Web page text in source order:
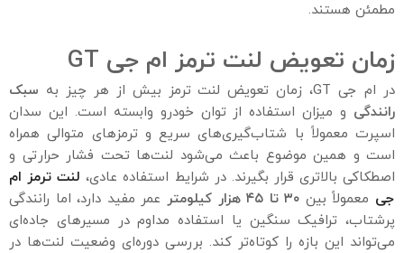
مطمئن هستند.
زمان تعویض لنت ترمز ام جی GT
در ام جی GT، زمان تعویض لنت ترمز بیش از هر چیز به
سبک
رانندگی و میزان استفاده از توان خودرو وابسته است. این سدان
اسپرت معمولاً با شتاب‌گیری‌های سریع و ترمزهای متوالی همراه
است و همین موضوع باعث می‌شود لنت‌ها تحت فشار حرارتی و
اصطکاکی بالاتری قرار بگیرند. در شرایط استفاده عادی، لنت ترمز ام
جی معمولاً بین ۳۰ تا ۴۵هزار کیلومتر عمر مفید دارد، اما رانندگی
پرشتاب، ترافیک سنگین یا استفاده مداوم در مسیرهای جاده‌ای
می‌تواند این بازه را کوتاه‌تر کند. بررسی دوره‌ای وضعیت لنت‌ها در